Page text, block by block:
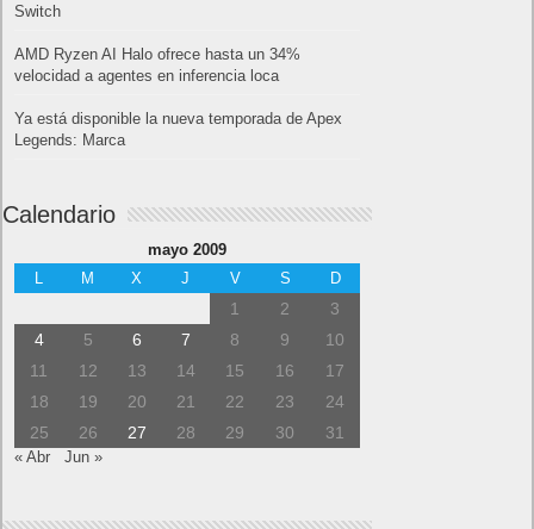
Switch
AMD Ryzen AI Halo ofrece hasta un 34%
velocidad a agentes en inferencia loca
Ya está disponible la nueva temporada de Apex
Legends: Marca
Calendario
mayo 2009
L
M X J V S D
1 2
3
4
5 6 7 8 9
10
11
12 13 14 15 16
17
18
19 20 21 22 23
24
25
26 27 28 29 30 31
« Abr Jun »